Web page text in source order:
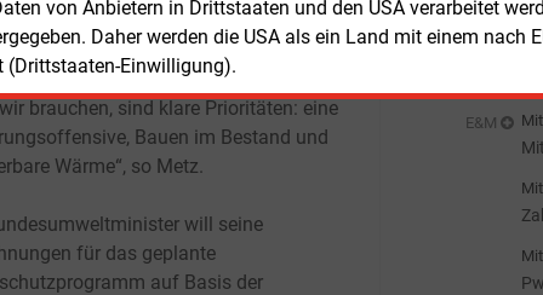
von Anbietern in Drittstaaten und den USA verarbeitet
Daher werden die USA als ein Land mit einem nach
(Drittstaaten-Einwilligung).
die ohnehin bestehende Ziellücke im
massiv vergrößert, sagte
Barbara Metz.
brauchen, sind klare Prioritäten: eine
Bauen im Bestand und
Wärme“, so Metz.
will seine
für das geplante
auf Basis der
E&M